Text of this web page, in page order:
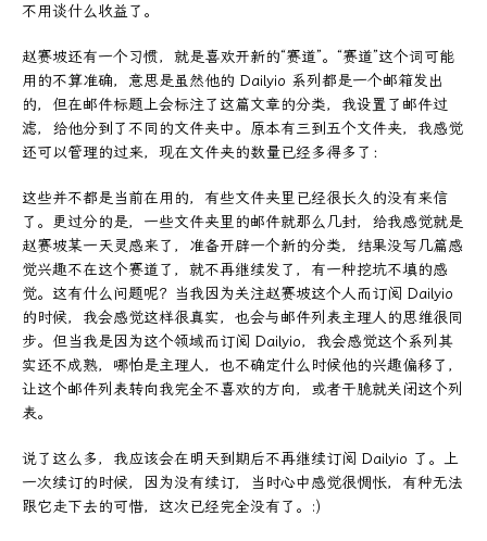
不用谈什么收益了。
赵赛坡还有一个习惯，就是喜欢开新的“赛道”。“赛道”这个词可能
用的不算准确，意思是虽然他的 Dailyio 系列都是一个邮箱发出
的，但在邮件标题上会标注了这篇文章的分类，我设置了邮件过
滤，给他分到了不同的文件夹中。原本有三到五个文件夹，我感觉
还可以管理的过来，现在文件夹的数量已经多得多了：
这些并不都是当前在用的，有些文件夹里已经很长久的没有来信
了。更过分的是，一些文件夹里的邮件就那么几封，给我感觉就是
赵赛坡某一天灵感来了，准备开辟一个新的分类，结果没写几篇感
觉兴趣不在这个赛道了，就不再继续发了，有一种挖坑不填的感
觉。这有什么问题呢？当我因为关注赵赛坡这个人而订阅 Dailyio
的时候，我会感觉这样很真实，也会与邮件列表主理人的思维很同
步。但当我是因为这个领域而订阅 Dailyio，我会感觉这个系列其
实还不成熟，哪怕是主理人，也不确定什么时候他的兴趣偏移了，
让这个邮件列表转向我完全不喜欢的方向，或者干脆就关闭这个列
表。
说了这么多，我应该会在明天到期后不再继续订阅 Dailyio 了。上
一次续订的时候，因为没有续订，当时心中感觉很惆怅，有种无法
跟它走下去的可惜，这次已经完全没有了。:)